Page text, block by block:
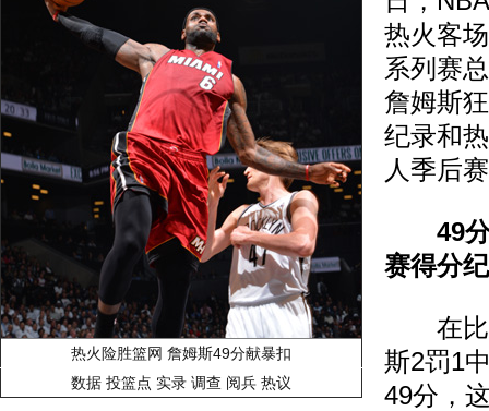
热火险胜篮网 詹姆斯49分献暴扣
数据 投篮点 实录 调查 阅兵 热议
热火客
系列赛
詹姆斯
纪录和
人季后
49分
赛得分
在比
斯2罚1
49分，